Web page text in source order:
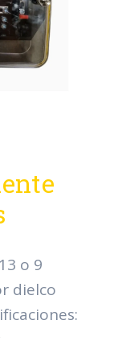
o 9
dielco